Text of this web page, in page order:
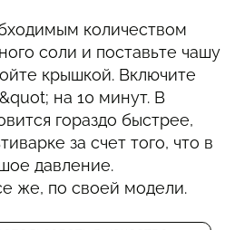
количеством
соли и поставьте чашу
крышкой. Включите
на 10 минут. В
гораздо быстрее,
за счет того, что в
давление.
же, по своей модели.